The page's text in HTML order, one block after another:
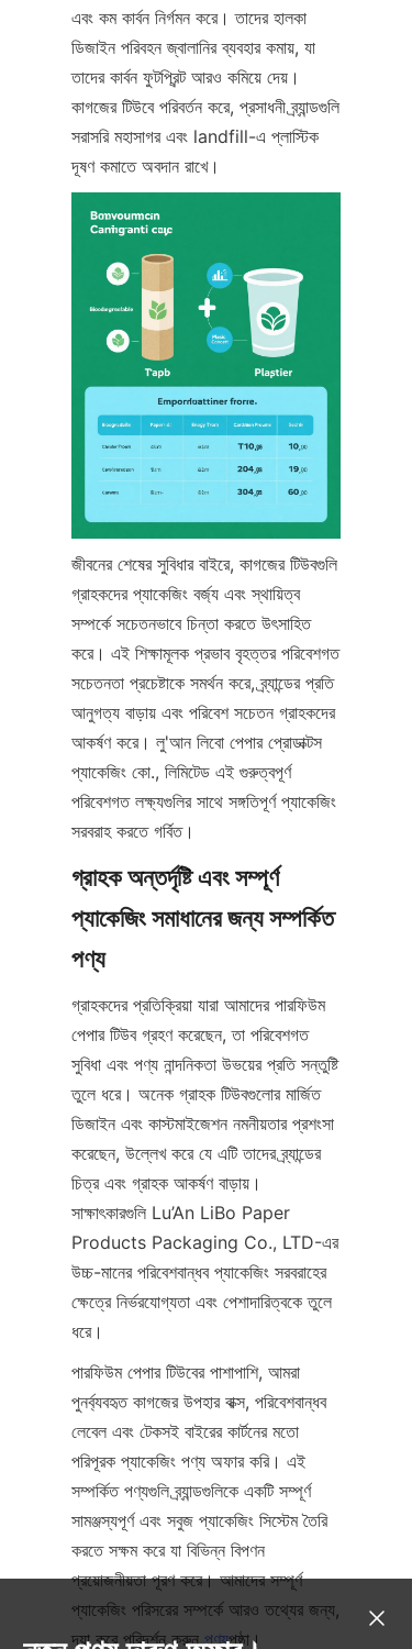
এবং কম কার্বন নির্গমন করে। তাদের হালকা
ডিজাইন পরিবহন জ্বালানির ব্যবহার কমায়, যা
তাদের কার্বন ফুটপ্রিন্ট আরও কমিয়ে দেয়।
কাগজের টিউবে পরিবর্তন করে, প্রসাধনী ব্র্যান্ডগুলি
সরাসরি মহাসাগর এবং landfill-এ প্লাস্টিক
দূষণ কমাতে অবদান রাখে।
জীবনের শেষের সুবিধার বাইরে, কাগজের টিউবগুলি
গ্রাহকদের প্যাকেজিং বর্জ্য এবং স্থায়িত্ব
সম্পর্কে সচেতনভাবে চিন্তা করতে উৎসাহিত
করে। এই শিক্ষামূলক প্রভাব বৃহত্তর পরিবেশগত
সচেতনতা প্রচেষ্টাকে সমর্থন করে, ব্র্যান্ডের প্রতি
আনুগত্য বাড়ায় এবং পরিবেশ সচেতন গ্রাহকদের
আকর্ষণ করে। লু'আন লিবো পেপার প্রোডাক্টস
প্যাকেজিং কো., লিমিটেড এই গুরুত্বপূর্ণ
পরিবেশগত লক্ষ্যগুলির সাথে সঙ্গতিপূর্ণ প্যাকেজিং
সরবরাহ করতে গর্বিত।
গ্রাহক অন্তর্দৃষ্টি এবং সম্পূর্ণ
প্যাকেজিং সমাধানের জন্য সম্পর্কিত
পণ্য
গ্রাহকদের প্রতিক্রিয়া যারা আমাদের পারফিউম
পেপার টিউব গ্রহণ করেছেন, তা পরিবেশগত
সুবিধা এবং পণ্য নান্দনিকতা উভয়ের প্রতি সন্তুষ্টি
তুলে ধরে। অনেক গ্রাহক টিউবগুলোর মার্জিত
ডিজাইন এবং কাস্টমাইজেশন নমনীয়তার প্রশংসা
করেছেন, উল্লেখ করে যে এটি তাদের ব্র্যান্ডের
চিত্র এবং গ্রাহক আকর্ষণ বাড়ায়।
সাক্ষাৎকারগুলি Lu’An LiBo Paper
Products Packaging Co., LTD-এর
উচ্চ-মানের পরিবেশবান্ধব প্যাকেজিং সরবরাহের
ক্ষেত্রে নির্ভরযোগ্যতা এবং পেশাদারিত্বকে তুলে
ধরে।
পারফিউম পেপার টিউবের পাশাপাশি, আমরা
পুনর্ব্যবহৃত কাগজের উপহার বাক্স, পরিবেশবান্ধব
লেবেল এবং টেকসই বাইরের কার্টনের মতো
পরিপূরক প্যাকেজিং পণ্য অফার করি। এই
সম্পর্কিত পণ্যগুলি ব্র্যান্ডগুলিকে একটি সম্পূর্ণ
সামঞ্জস্যপূর্ণ এবং সবুজ প্যাকেজিং সিস্টেম তৈরি
করতে সক্ষম করে যা বিভিন্ন বিপণন
প্রয়োজনীয়তা পূরণ করে। আমাদের সম্পূর্ণ
প্যাকেজিং পরিসরের সম্পর্কে আরও তথ্যের জন্য,
দয়া করে পরিদর্শন করুন পণ্যপৃষ্ঠা।